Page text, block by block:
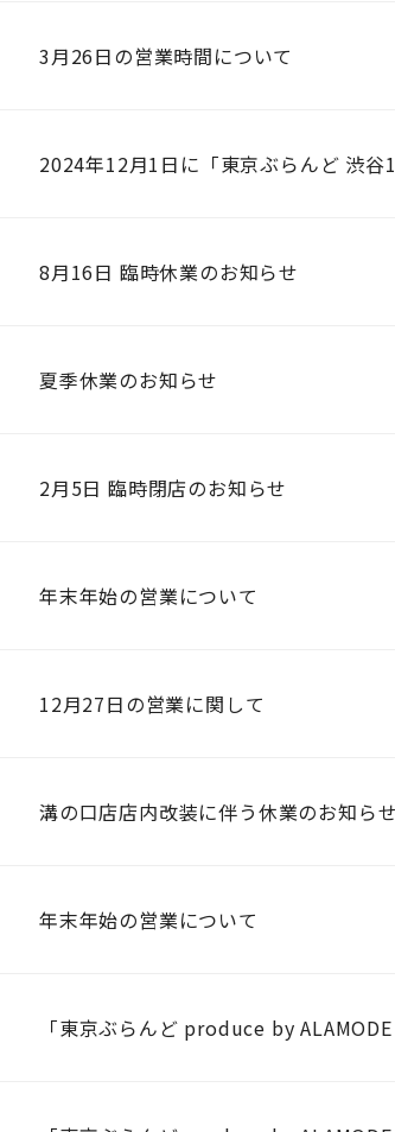
3月26日の営業時間について
2024年12月1日に「東京ぶらんど 渋
8月16日 臨時休業のお知らせ
夏季休業のお知らせ
2月5日 臨時閉店のお知らせ
年末年始の営業について
12月27日の営業に関して
溝の口店店内改装に伴う休業のお知らせ
年末年始の営業について
「東京ぶらんど produce by